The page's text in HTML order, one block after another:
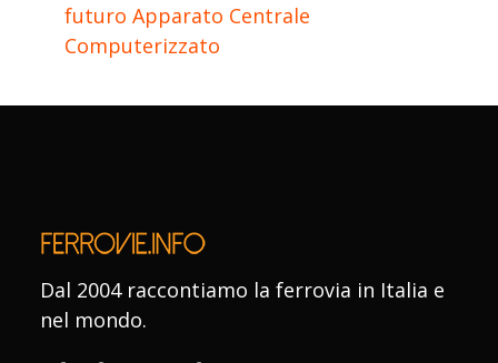
futuro Apparato Centrale
Computerizzato
Dal 2004 raccontiamo la ferrovia in Italia e
nel mondo.